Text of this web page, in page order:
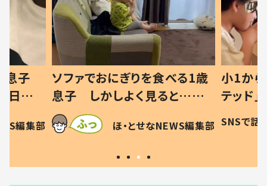
息子
記に
編集部
ソファでおにぎりを食べる1歳
息子 しかしよく見ると…母
「！？」すべてを察した母の投稿
に「可愛いから許す！」「現行
ほ・とせなNEWS編集部
小1から
テッド
和の親
SNSで話